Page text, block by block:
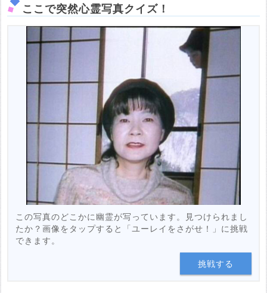
ここで突然心霊写真クイズ！
この写真のどこかに幽霊が写っています。見つけられまし
たか？画像をタップすると「ユーレイをさがせ！」に挑戦
できます。
挑戦する